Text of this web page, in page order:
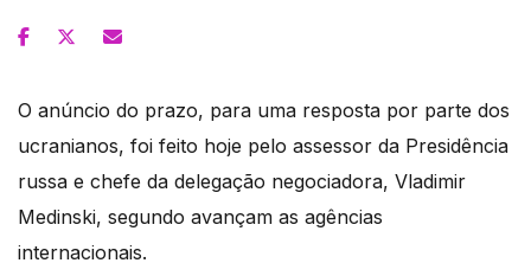
O anúncio do prazo, para uma resposta por parte dos
ucranianos, foi feito hoje pelo assessor da Presidência
russa e chefe da delegação negociadora, Vladimir
Medinski, segundo avançam as agências
internacionais.